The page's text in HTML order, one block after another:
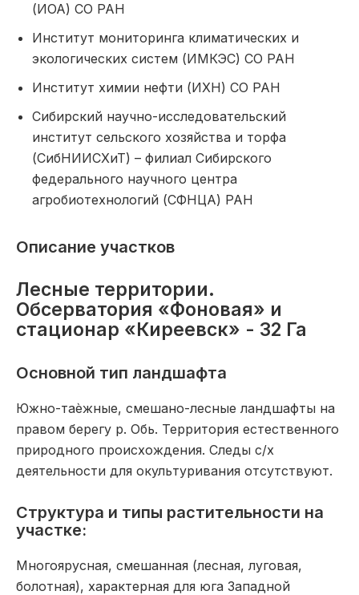
(ИОА) СО РАН
Институт мониторинга климатических и
экологических систем (ИМКЭС) СО РАН
Институт химии нефти (ИХН) СО РАН
Сибирский научно-исследовательский
институт сельского хозяйства и торфа
(СибНИИСХиТ) – филиал Сибирского
федерального научного центра
агробиотехнологий (СФНЦА) РАН
Описание участков
Лесные территории.
Обсерватория «Фоновая» и
стационар «Киреевск» - 32 Га
Основной тип ландшафта
Южно-таѐжные, смешано-лесные ландшафты на
правом берегу р. Обь. Территория естественного
природного происхождения. Следы с/х
деятельности для окультуривания отсутствуют.
Структура и типы растительности на
участке:
Многоярусная, смешанная (лесная, луговая,
болотная), характерная для юга Западной